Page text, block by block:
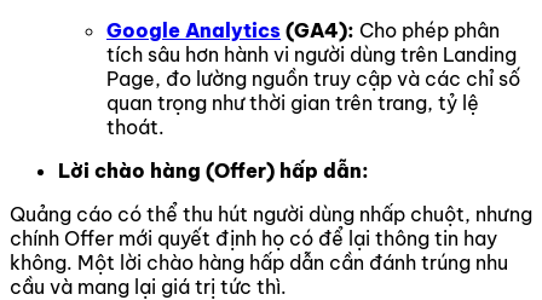
Google Analytics (GA4): Cho phép phân
tích sâu hơn hành vi người dùng trên Landing
Page, đo lường nguồn truy cập và các chỉ số
quan trọng như thời gian trên trang, tỷ lệ
thoát.
Lời chào hàng (Offer) hấp dẫn:
Quảng cáo có thể thu hút người dùng nhấp chuột, nhưng
chính Offer mới quyết định họ có để lại thông tin hay
không. Một lời chào hàng hấp dẫn cần đánh trúng nhu
cầu và mang lại giá trị tức thì.